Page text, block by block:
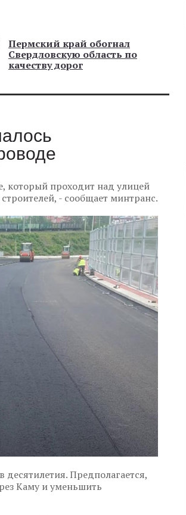
Пермский край обогнал
Свердловскую область по
качеству дорог
который проходит над улицей
- сообщает минтранс.
Предполагается,
Каму и уменьшить